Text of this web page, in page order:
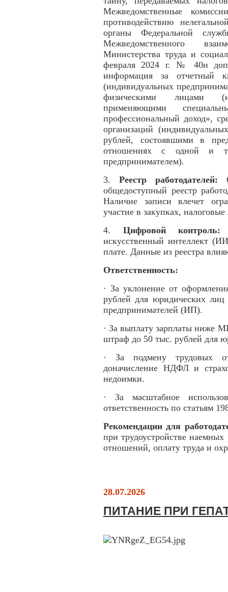
Межведомственные
противодействию
органы Федеральной
Межведомственного
Министерства труда и
февраля 2024 г. № 40н
информация за отчетный
(индивидуальных
физическими лицами
применяющими
профессиональный доход»,
организаций
рублей, состоявшими в
отношениях с одной и
предпринимателем).
3. Реестр работодателей:
общедоступный реестр
Наличие записи влечет
участие в закупках,
4. Цифровой контроль:
искусственный интеллект
плате. Данные из реестра
Ответственность:
· За уклонение от
рублей для юридических
предпринимателей (ИП).
· За выплату зарплаты ниже
штраф до 50 тыс. рублей для
· За подмену трудовых
доначисление НДФЛ и
недоимки.
· За масштабное
ответственность по статьям
Рекомендации для
при трудоустройстве
отношений, оплату труда и
28.07.2026
ПИТАНИЕ ПРИ